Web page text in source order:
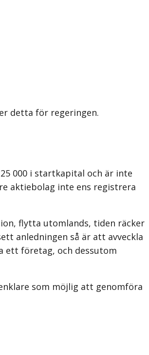
detta för regeringen.
000 i startkapital och är inte
aktiebolag inte ens registrera
flytta utomlands, tiden räcker
anledningen så är att avveckla
ett företag, och dessutom
som möjlig att genomföra